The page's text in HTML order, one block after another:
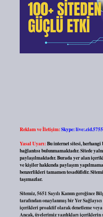
Reklam ve İletişim:Skype:
Yasal Uyarı:Bu internet sitesi,
bağlantısı bulunmamaktadır. Sitede
paylaşılmaktadır. Burada yer alan
ve kişiler hakkında paylaşım
benzerlikleri tamamen tesadüfidir.
taşımazlar.
Sitemiz, 5651 Sayılı Kanun gereğince
tarafından onaylanmış bir Yer
içerikleri proaktif olarak denetleme
Ancak, üyelerimiz yazdıkları içeriklerin